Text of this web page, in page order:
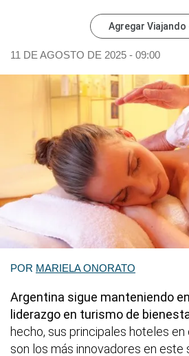
Agregar Viajando
11 DE AGOSTO DE 2025 - 09:00
POR MARIELA ONORATO
Argentina sigue manteniendo en
liderazgo en turismo de
hecho, sus principales hoteles
son los más innovadores en este